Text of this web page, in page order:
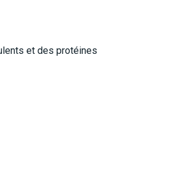
et des protéines